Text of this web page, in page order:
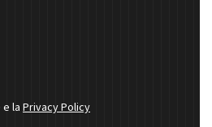
laPrivacy Policy